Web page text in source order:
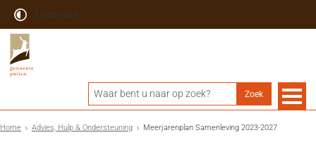
Lees voor
Home Advies, Hulp & Ondersteuning Meerjarenplan Samenleving 2023-2027